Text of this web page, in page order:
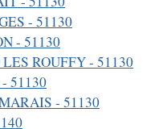
- 51130
- 51130
ROUFFY - 51130
51130
- 51130